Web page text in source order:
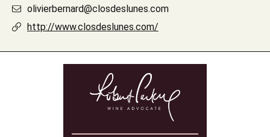
olivierbernard@closdeslunes.com
http://www.closdeslunes.com/